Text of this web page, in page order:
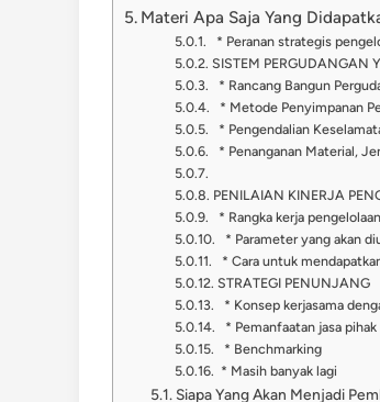
Materi Apa Saja Yang
* Peranan strategis
SISTEM PERGUDANGAN
* Rancang Bangun
* Metode Penyimpanan
* Pengendalian
* Penanganan Material,
PENILAIAN KINERJA
* Rangka kerja
* Parameter yang akan
* Cara untuk
STRATEGI PENUNJANG
* Konsep kerjasama
* Pemanfaatan jasa
* Benchmarking
* Masih banyak lagi
Siapa Yang Akan Menjadi